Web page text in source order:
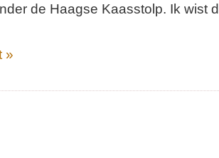
de Haagse Kaasstolp. Ik wist
»